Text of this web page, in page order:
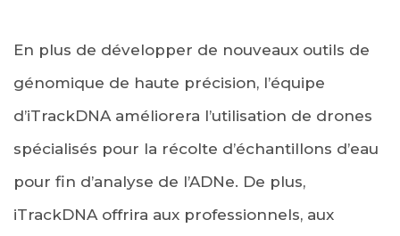
En plus de développer de nouveaux outils de
génomique de haute précision, l’équipe
d’iTrackDNA améliorera l’utilisation de drones
spécialisés pour la récolte d’échantillons d’eau
pour fin d’analyse de l’ADNe. De plus,
iTrackDNA offrira aux professionnels, aux